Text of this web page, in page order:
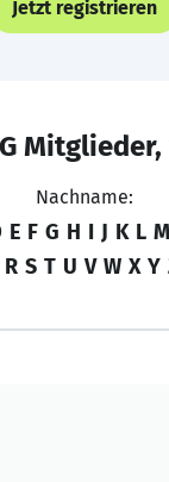
Jetzt registrieren
Nachname:
E F G H I J K L M
R S T U V W X Y